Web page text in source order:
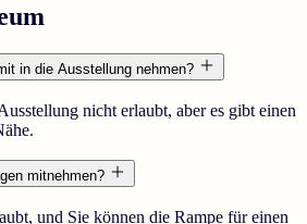
in die Ausstellung nehmen?
nicht erlaubt, aber es gibt einen
mitnehmen?
und Sie können die Rampe für einen